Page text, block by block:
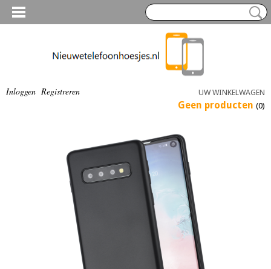
Inloggen Registreren UW WINKELWAGEN
Geen producten (0)